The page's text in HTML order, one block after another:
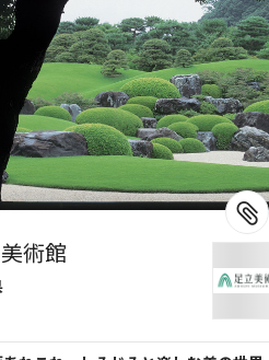
術館